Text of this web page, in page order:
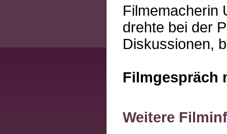
Filmemacherin
drehte bei der
Diskussionen,
Filmgespräch
Weitere